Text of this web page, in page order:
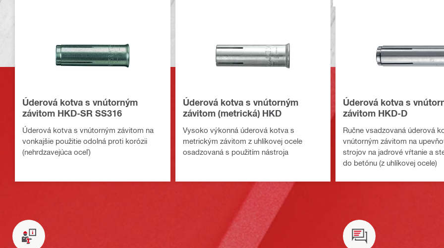
Úderová kotva s vnútorným
závitom HKD-SR SS316
Úderová kotva s vnútorným závitom na
vonkajšie použitie odolná proti korózii
(nehrdzavejúca oceľ)
Úderová kotva s vnútorným
závitom (metrická) HKD
Vysoko výkonná úderová kotva s
metrickým závitom z uhlíkovej ocele
osadzovaná s použitím nástroja
Úderová kotva s
závitom HKD-D
Ručne vsadzovaná úderová
vnútorným závitom na
strojov na jadrové vŕtanie a
do betónu (z uhlíkovej ocele)